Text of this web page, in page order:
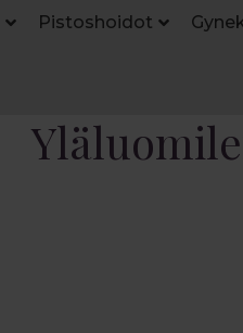
Pistoshoidot